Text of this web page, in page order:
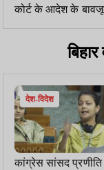
कोर्ट के आदेश के
वसूली, चैंबर ऑफ
देश-विदेश
कांग्रेस सांसद